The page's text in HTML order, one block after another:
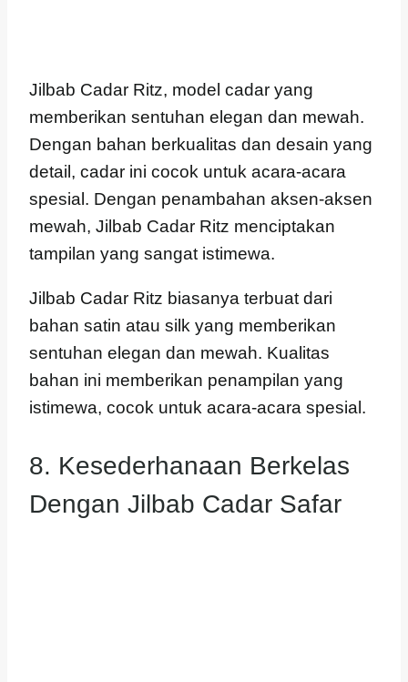
Jilbab Cadar Ritz, model cadar yang
memberikan sentuhan elegan dan mewah.
Dengan bahan berkualitas dan desain yang
detail, cadar ini cocok untuk acara-acara
spesial. Dengan penambahan aksen-aksen
mewah, Jilbab Cadar Ritz menciptakan
tampilan yang sangat istimewa.
Jilbab Cadar Ritz biasanya terbuat dari
bahan satin atau silk yang memberikan
sentuhan elegan dan mewah. Kualitas
bahan ini memberikan penampilan yang
istimewa, cocok untuk acara-acara spesial.
8. Kesederhanaan Berkelas
Dengan Jilbab Cadar Safar